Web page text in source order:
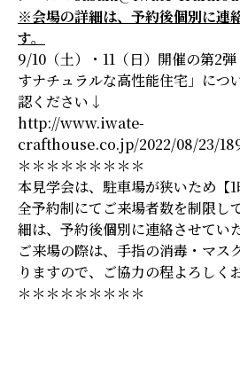
※会場の詳細は、予約後個別に連
す。
9/10（土）・11（日）開催の第2
すナチュラルな高性能住宅」につ
認ください↓
http://www.iwate-
crafthouse.co.jp/2022/08/23/
＊＊＊＊＊＊＊＊＊
本見学会は、駐車場が狭いため【
全予約制にてご来場者数を制限し
細は、予約後個別に連絡させてい
ご来場の際は、手指の消毒・マス
りますので、ご協力の程よろしく
＊＊＊＊＊＊＊＊＊